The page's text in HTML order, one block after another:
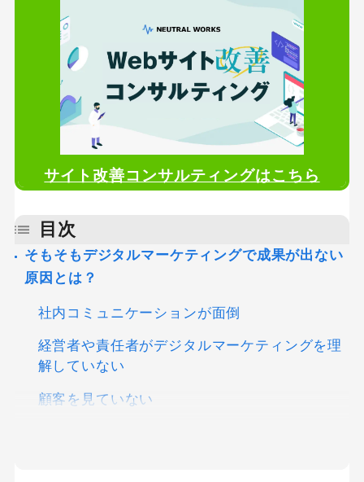
サイト改善コンサルティングはこちら
目次
そもそもデジタルマーケティングで成果が出ない
原因とは？
社内コミュニケーションが面倒
経営者や責任者がデジタルマーケティングを理
解していない
顧客を見ていない